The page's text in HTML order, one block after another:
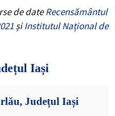
de dateRecensământul
șiInstitutul Național de
Iași
Județul Iași